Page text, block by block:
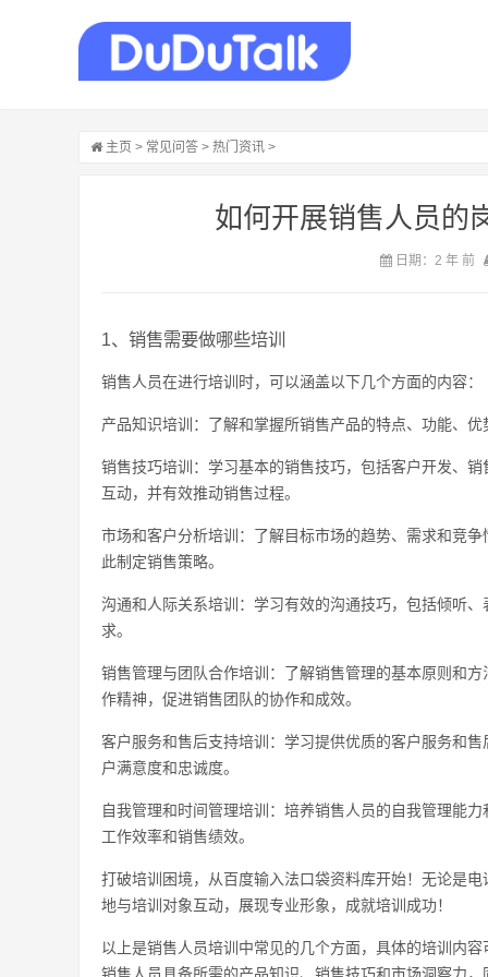
主页 > 常见问答 > 热门资讯 >
如何开展销售人员的
日期：2 年 前
1、销售需要做哪些培训
销售人员在进行培训时，可以涵盖以下几个方面的内容：
产品知识培训：了解和掌握所销售产品的特点、功能、
销售技巧培训：学习基本的销售技巧，包括客户开发、
互动，并有效推动销售过程。
市场和客户分析培训：了解目标市场的趋势、需求和竞
此制定销售策略。
沟通和人际关系培训：学习有效的沟通技巧，包括倾听
求。
销售管理与团队合作培训：了解销售管理的基本原则和
作精神，促进销售团队的协作和成效。
客户服务和售后支持培训：学习提供优质的客户服务和
户满意度和忠诚度。
自我管理和时间管理培训：培养销售人员的自我管理能
工作效率和销售绩效。
打破培训困境，从百度输入法口袋资料库开始！无论是
地与培训对象互动，展现专业形象，成就培训成功！
以上是销售人员培训中常见的几个方面，具体的培训内